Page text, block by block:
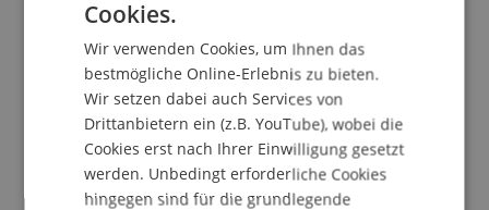
Finanzdienstleistungsrechts zum Zivilrecht
Gerichtshof) E-11/12-28 für die Beratungs- und
Strukturierungspraxis
Das Verhältnis des Europäischen
Finanzdienstleistungsrechts zum Zivilrecht ist
weithin ungeklärt. In der vor dem EFTA-
Cookies.
Wir verwenden Cookies, um Ihnen das
bestmögliche Online-Erlebnis zu bieten.
Wir setzen dabei auch Services von
Drittanbietern ein (z.B. YouTube), wobei die
Cookies erst nach Ihrer Einwilligung gesetzt
werden. Unbedingt erforderliche Cookies
hingegen sind für die grundlegende